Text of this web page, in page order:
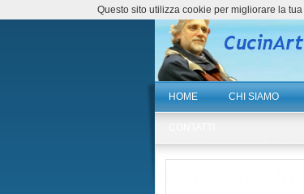
HOME CHI SIAMO
Questo sito utilizza cookie per migliorare la